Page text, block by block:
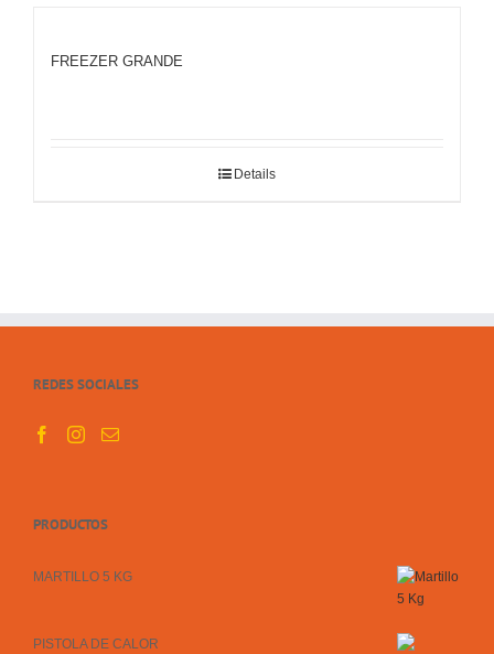
FREEZER GRANDE
Details
REDES SOCIALES
PRODUCTOS
MARTILLO 5 KG
PISTOLA DE CALOR